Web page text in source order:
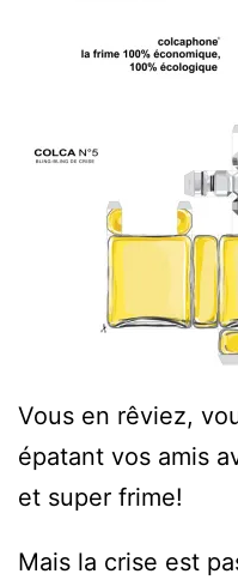
Vous en rêviez,
épatant vos amis
et super frime!
Mais la crise est